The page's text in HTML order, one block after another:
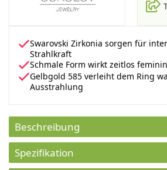
Swarovski Zirkonia sorgen für
Strahlkraft
Schmale Form wirkt zeitlos
Gelbgold 585 verleiht dem Ring
Ausstrahlung
Beschreibung
Spezifikation